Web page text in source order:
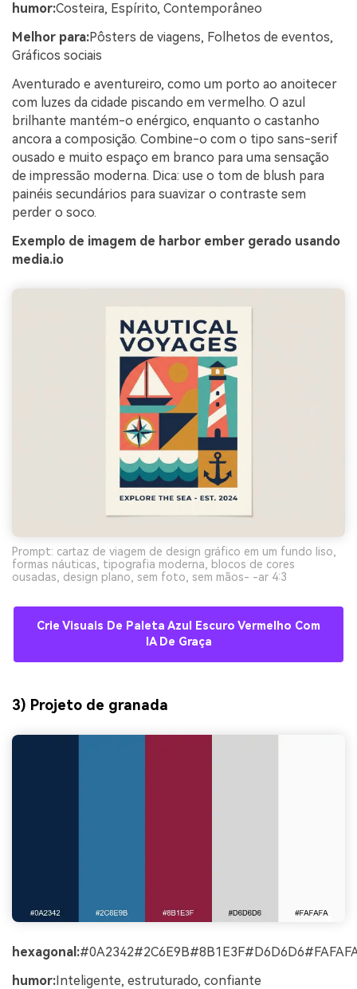
humor:Costeira, Espírito, Contemporâneo
Melhor para:Pôsters de viagens, Folhetos de eventos,
Gráficos sociais
Aventurado e aventureiro, como um porto ao anoitecer
com luzes da cidade piscando em vermelho. O azul
brilhante mantém-o enérgico, enquanto o castanho
ancora a composição. Combine-o com o tipo sans-serif
ousado e muito espaço em branco para uma sensação
de impressão moderna. Dica: use o tom de blush para
painéis secundários para suavizar o contraste sem
perder o soco.
Exemplo de imagem de harbor ember gerado usando
media.io
Prompt: cartaz de viagem de design gráfico em um fundo liso,
formas náuticas, tipografia moderna, blocos de cores
ousadas, design plano, sem foto, sem mãos- -ar 4:3
Crie Visuais De Paleta Azul Escuro Vermelho Com
IA De Graça
3) Projeto de granada
hexagonal:
humor:Inteligente, estruturado, confiante